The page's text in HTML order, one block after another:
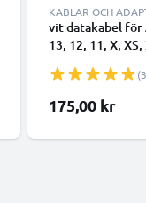
KABLAR OCH
vit datakabel för
13, 12, 11, X,
överföring -
175,00 kr